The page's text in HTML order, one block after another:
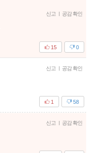
신고 | 공감 확인
0
15
신고 | 공감 확인
58
1
신고 | 공감 확인